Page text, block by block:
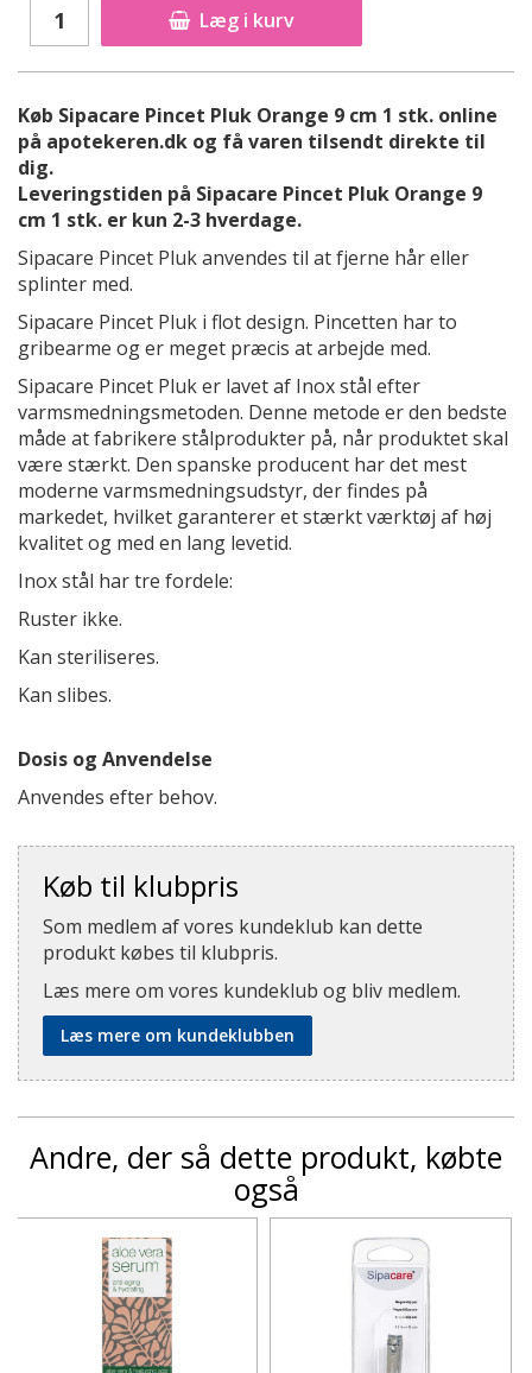
Læg i kurv
Køb Sipacare Pincet Pluk Orange 9 cm 1 stk. online
på apotekeren.dk og få varen tilsendt direkte til
dig.
Leveringstiden på Sipacare Pincet Pluk Orange 9
cm 1 stk. er kun 2-3 hverdage.
Sipacare Pincet Pluk anvendes til at fjerne hår eller
splinter med.
Sipacare Pincet Pluk i flot design. Pincetten har to
gribearme og er meget præcis at arbejde med.
Sipacare Pincet Pluk er lavet af Inox stål efter
varmsmedningsmetoden. Denne metode er den bedste
måde at fabrikere stålprodukter på, når produktet skal
være stærkt. Den spanske producent har det mest
moderne varmsmedningsudstyr, der findes på
markedet, hvilket garanterer et stærkt værktøj af høj
kvalitet og med en lang levetid.
Inox stål har tre fordele:
Ruster ikke.
Kan steriliseres.
Kan slibes.
Dosis og Anvendelse
Anvendes efter behov.
Køb til klubpris
Som medlem af vores kundeklub kan dette
produkt købes til klubpris.
Læs mere om vores kundeklub og bliv medlem.
Læs mere om kundeklubben
Andre, der så dette produkt, købte
også